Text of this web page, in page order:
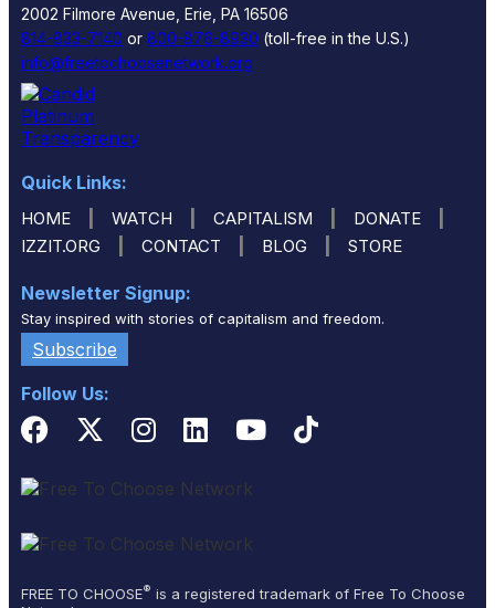
2002 Filmore Avenue, Erie, PA 16506
814-833-7140 or 800-876-8930 (toll-free in the U.S.)
info@freetochoosenetwork.org
Quick Links:
HOME WATCH CAPITALISM DONATE
IZZIT.ORG CONTACT BLOG STORE
Newsletter Signup:
Stay inspired with stories of capitalism and freedom.
Subscribe
Follow Us:
FREE TO CHOOSE® is a registered trademark of Free To Choose